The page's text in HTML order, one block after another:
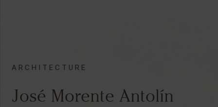
ARCHITECTURE
José Morente Antolín